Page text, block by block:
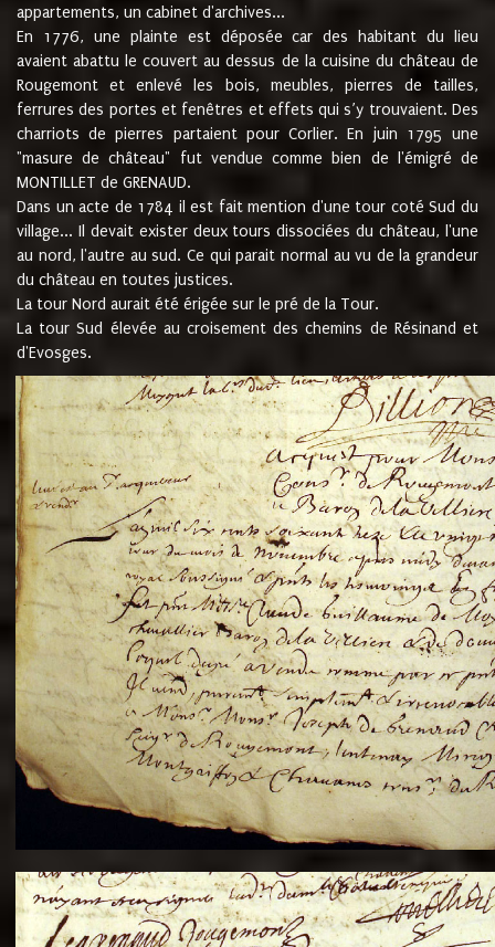
appartements, un cabinet d'archives...
En 1776, une plainte est déposée car des habitant du lieu
avaient abattu le couvert au dessus de la cuisine du château de
Rougemont et enlevé les bois, meubles, pierres de tailles,
ferrures des portes et fenêtres et effets qui s’y trouvaient. Des
charriots de pierres partaient pour Corlier. En juin 1795 une
"masure de château" fut vendue comme bien de l'émigré de
MONTILLET de GRENAUD.
Dans un acte de 1784 il est fait mention d'une tour coté Sud du
village... Il devait exister deux tours dissociées du château, l'une
au nord, l'autre au sud. Ce qui parait normal au vu de la grandeur
du château en toutes justices.
La tour Nord aurait été érigée sur le pré de la Tour.
La tour Sud élevée au croisement des chemins de Résinand et
d'Evosges.